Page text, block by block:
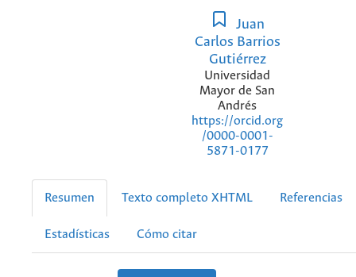
Juan
Carlos Barrios
Gutiérrez
Universidad
Mayor de San
Andrés
https://orcid.org
/0000-0001-
5871-0177
Resumen Texto completo XHTML Referencias
Estadísticas Cómo citar